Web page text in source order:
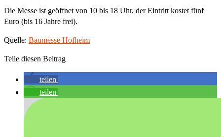
Die Messe ist geöffnet von 10 bis 18 Uhr, der Eintritt kostet fünf
Euro (bis 16 Jahre frei).
Quelle: Baumesse Hofheim
Teile diesen Beitrag
teilen
teilen